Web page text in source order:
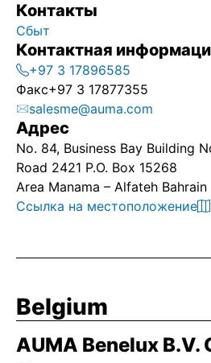
Контакты
Сбыт
Контактная
+97 3 17896585
Факс+97 3 17877355
salesme@auma.com
Адрес
No. 84, Business Bay Building
Road 2421 P.O. Box 15268
Area Manama – Alfateh Bahrain
Ссылка на местоположение
Belgium
AUMA Benelux B.V.